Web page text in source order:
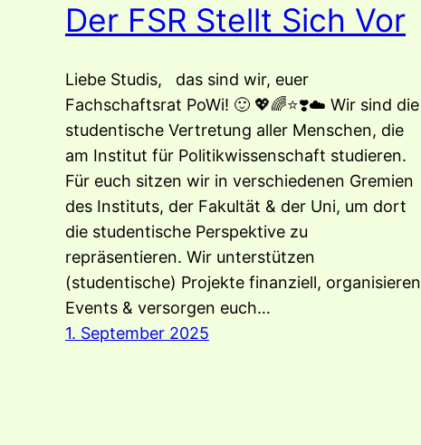
Der FSR Stellt Sich Vor
Liebe Studis, das sind wir, euer
Fachschaftsrat PoWi! 🙂 💖🌈⭐️❣️☁️ Wir sind die
studentische Vertretung aller Menschen, die
am Institut für Politikwissenschaft studieren.
Für euch sitzen wir in verschiedenen Gremien
des Instituts, der Fakultät & der Uni, um dort
die studentische Perspektive zu
repräsentieren. Wir unterstützen
(studentische) Projekte finanziell, organisieren
Events & versorgen euch…
1. September 2025